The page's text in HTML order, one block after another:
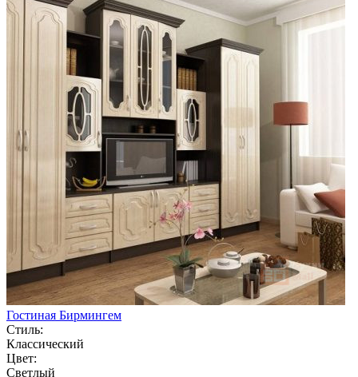
Гостиная Бирмингем
Стиль:
Классический
Цвет:
Светлый